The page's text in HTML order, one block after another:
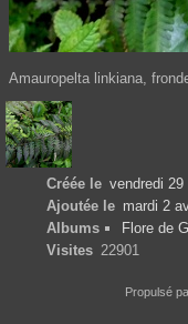
Amauropelta linkiana,
Créée le vendredi 29
Ajoutée le mardi 2
Albums
Flore de
Visites 22901
Propulsé